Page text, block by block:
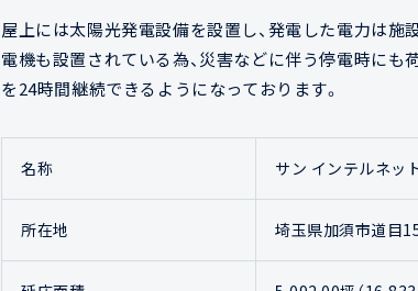
屋上には太陽光発電設備を設置し、発電した電力は
電機も設置されている為、災害などに伴う停電時に
を24時間継続できるようになっております。
名称 サン インテルネッ
所在地 埼玉県加須市道目